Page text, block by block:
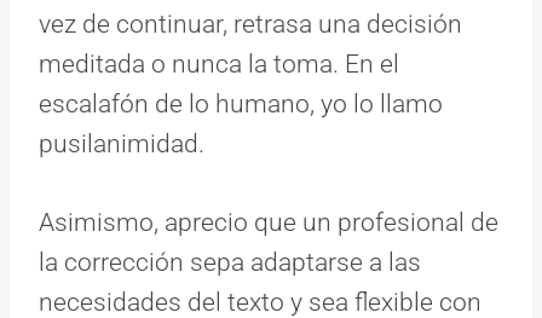
vez de continuar, retrasa una decisión
meditada o nunca la toma. En el
escalafón de lo humano, yo lo llamo
pusilanimidad.
Asimismo, aprecio que un profesional de
la corrección sepa adaptarse a las
necesidades del texto y sea flexible con